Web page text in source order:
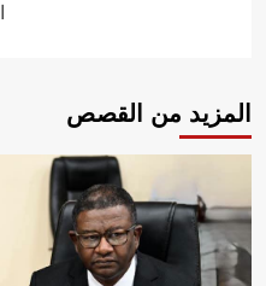
المزيد من القصص